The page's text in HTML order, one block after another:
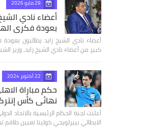
29 مايو 2026
أعضاء نادي
بعودة فكري
أعضاء نادي الشيخ زايد يطالبون
كبير من أعضاء نادي الشيخ زايد، وزير
22 أكتوبر 2024
حكم مباراة
نهائى كأس
أعلنت لجنة الحكام الرئيسية بالاتحاد
الايطالي بييرلويجي كولينا تعيين